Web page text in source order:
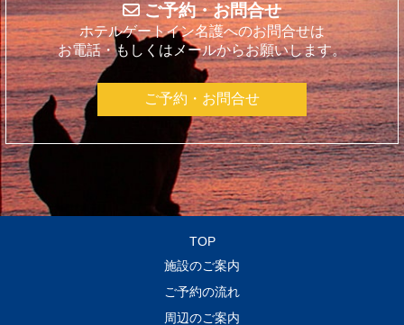
ご予約・お問合せ
ホテルゲートイン名護へのお問合せは
お電話・もしくはメールからお願いします。
ご予約・お問合せ
TOP
施設のご案内
ご予約の流れ
周辺のご案内